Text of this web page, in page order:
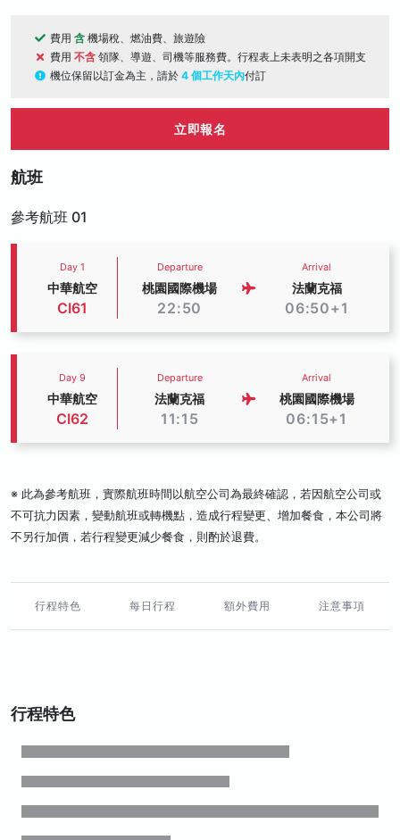
費用 含 機場稅、燃油費、旅遊險
費用 不含 領隊、導遊、司機等服務費。行程表上未表明之各項開支
機位保留以訂金為主，請於 4 個工作天內付訂
立即報名
航班
參考航班 01
Day 1
中華航空
CI61
Departure
桃園國際機場
22:50
Arrival
法蘭克福
06:50+1
Day 9
中華航空
CI62
Departure
法蘭克福
11:15
Arrival
桃園國際機場
06:15+1
※ 此為參考航班，實際航班時間以航空公司為最終確認，若因航空公司或
不可抗力因素，變動航班或轉機點，造成行程變更、增加餐食，本公司將
不另行加價，若行程變更減少餐食，則酌於退費。
行程特色 每日行程 額外費用 注意事項
行程特色